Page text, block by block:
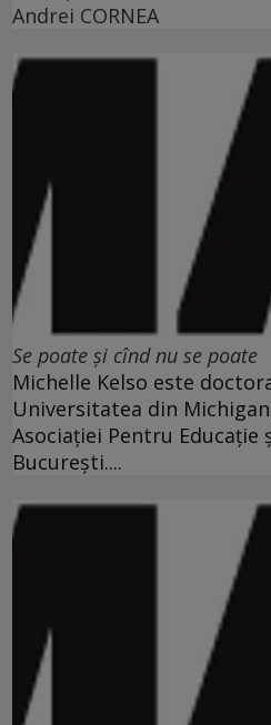
Andrei CORNEA
Se poate şi cînd nu se poate
Michelle Kelso este
Universitatea din
Asociaţiei Pentru Educaţie
Bucureşti....